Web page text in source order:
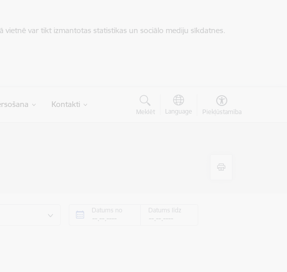
var tikt izmantotas statistikas un sociālo mediju sīkdatnes.
Kontakti
Meklēt Language Piekļūstamība
Datums no Datums līdz